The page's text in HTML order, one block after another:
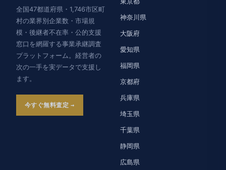
全国47都道府県・1,746市区町
村の業界別企業数・市場規
模・後継者不在率・公的支援
窓口を網羅する事業承継調査
プラットフォーム。経営者の
次の一手を実データで支援し
ます。
今すぐ無料査定
神奈川県
大阪府
愛知県
福岡県
京都府
兵庫県
埼玉県
千葉県
静岡県
広島県